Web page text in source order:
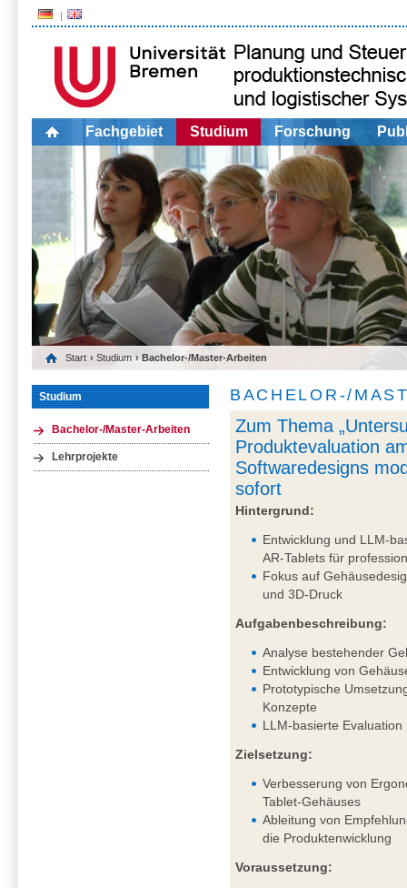
Fachgebiet Studium Forschung
Start ›Studium › Bachelor-/Master-Arbeiten
Studium
Bachelor-/Master-Arbeiten
Lehrprojekte
BACHELOR-/
Zum Thema
Produktevaluation
Softwaredesigns
sofort
Hintergrund:
Entwicklung und LLM-
AR-Tablets für
Fokus auf
und 3D-Druck
Aufgabenbeschreibung:
Analyse bestehender
Entwicklung von
Prototypische
Konzepte
LLM-basierte Evaluation
Zielsetzung:
Verbesserung von
Tablet-Gehäuses
Ableitung von
die Produktenwicklung
Voraussetzung: